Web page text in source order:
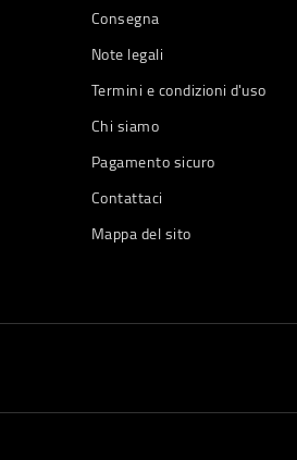
Consegna
Note legali
Termini e condizioni d'uso
Chi siamo
Pagamento sicuro
Contattaci
Mappa del sito